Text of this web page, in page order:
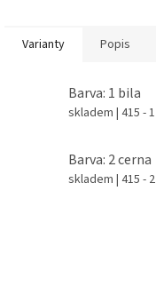
Varianty Popis
Barva: 1 bila
skladem | 415 - 1
Barva: 2 cerna
skladem | 415 - 2